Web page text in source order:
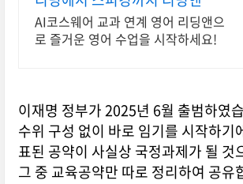
AI코스웨어 교과 연계 영어 리딩앤으
로 즐거운 영어 수업을 시작하세요!
이재명 정부가 2025년 6월 출범하였
수위 구성 없이 바로 임기를 시작하기
표된 공약이 사실상 국정과제가 될 것
그 중 교육공약만 따로 정리하여 공유